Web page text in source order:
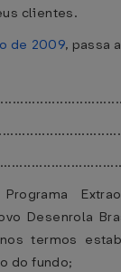
clientes.
de 2009, passa
Desenrola
termos
do fundo;